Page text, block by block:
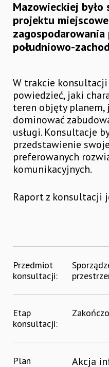
Mazowieckiej było
projektu
południowo-
W trakcie
powiedzieć, jaki
teren objęty
dominować
usługi. Konsultacje
przedstawienie
preferowanych
komunikacyjnych.
Raport z konsultacji
Przedmiot
konsultacji:
Etap
konsultacji:
Plan
Akcja